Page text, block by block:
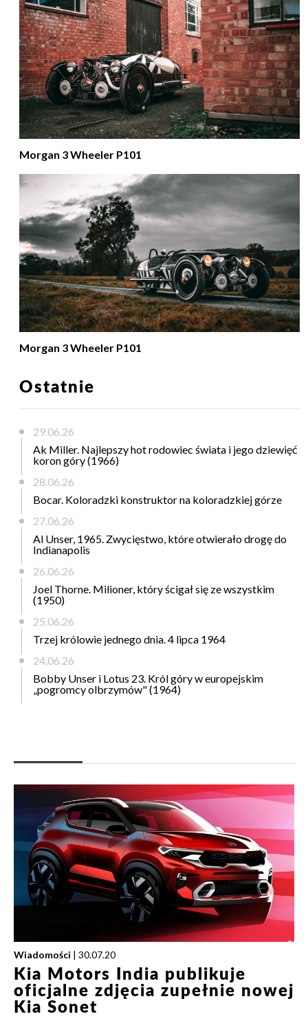
Morgan 3 Wheeler P101
Morgan 3 Wheeler P101
Ostatnie
29.06.26
Ak Miller. Najlepszy hot rodowiec świata i jego dziewięć
koron góry (1966)
28.06.26
Bocar. Koloradzki konstruktor na koloradzkiej górze
27.06.26
Al Unser, 1965. Zwycięstwo, które otwierało drogę do
Indianapolis
26.06.26
Joel Thorne. Milioner, który ścigał się ze wszystkim
(1950)
25.06.26
Trzej królowie jednego dnia. 4 lipca 1964
24.06.26
Bobby Unser i Lotus 23. Król góry w europejskim
„pogromcy olbrzymów" (1964)
Wiadomości | 30.07.20
Kia Motors India publikuje
oficjalne zdjęcia zupełnie nowej
Kia Sonet